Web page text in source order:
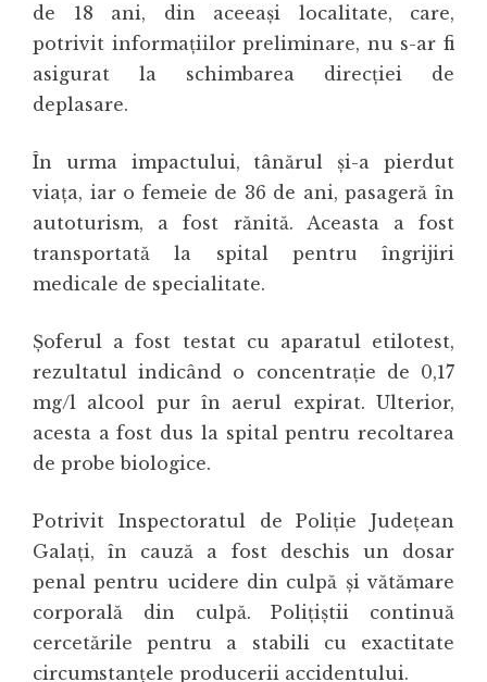
de 18 ani, din aceeași localitate, care,
potrivit informațiilor preliminare, nu s-ar fi
asigurat la schimbarea direcției de
deplasare.
În urma impactului, tânărul și-a pierdut
viața, iar o femeie de 36 de ani, pasageră în
autoturism, a fost rănită. Aceasta a fost
transportată la spital pentru îngrijiri
medicale de specialitate.
Șoferul a fost testat cu aparatul etilotest,
rezultatul indicând o concentrație de 0,17
mg/l alcool pur în aerul expirat. Ulterior,
acesta a fost dus la spital pentru recoltarea
de probe biologice.
Potrivit Inspectoratul de Poliție Județean
Galați, în cauză a fost deschis un dosar
penal pentru ucidere din culpă și vătămare
corporală din culpă. Polițiștii continuă
cercetările pentru a stabili cu exactitate
circumstanțele producerii accidentului.